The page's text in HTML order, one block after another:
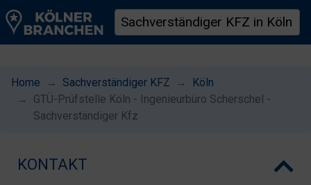
Home Sachverständiger KFZ
Köln
GTÜ-Prüfstelle Köln - Ingenieurbüro Scherschel -
Sachverständiger Kfz
KONTAKT